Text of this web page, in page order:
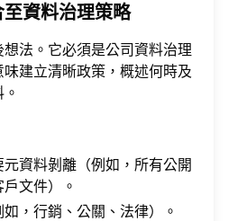
資料治理策略
法。它必須是公司資料治理
建立清晰政策，概述何時及
資料剝離（例如，所有公開
文件）。
，行銷、公關、法律）。